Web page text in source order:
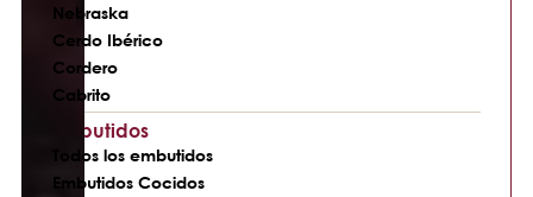
Nebraska
Cerdo Ibérico
Cordero
Cabrito
Embutidos
Todos los embutidos
Embutidos Cocidos